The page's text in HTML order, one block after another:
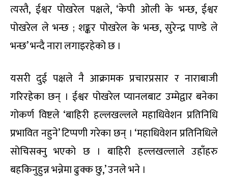
त्यस्तै, ईश्वर पोखरेल पक्षले, ‘केपी ओली के भन्छ, ईश्वर
पोखरेल ले भन्छ ; शङ्कर पोखरेल के भन्छ, सुरेन्द्र पाण्डे ले
भन्छ’ भन्दै नारा लगाइरहेको छ ।
यसरी दुई पक्षले नै आक्रामक प्रचारप्रसार र नाराबाजी
गरिरहेका छन् । ईश्वर पोखरेल प्यानलबाट उम्मेद्वार बनेका
गोकर्ण विष्टले ‘बाहिरी हल्लखल्लले महाधिवेशन प्रतिनिधि
प्रभावित नहुने’ टिप्पणी गरेका छन् । ‘महाधिवेशन प्रतिनिधिले
सोचिसक्नु भएको छ । बाहिरी हल्लखल्लाले उहाँहरु
बहकिनुहुन्न भन्नेमा ढुक्क छु,’ उनले भने ।